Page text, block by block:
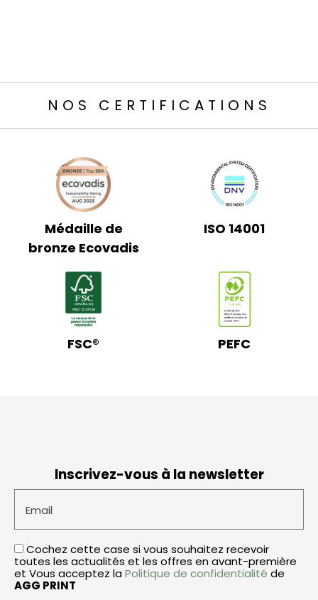
NOS CERTIFICATIONS
Médaille de
bronze Ecovadis
ISO 14001
FSC® PEFC
Inscrivez-vous à la newsletter
Email
Cochez cette case si vous souhaitez recevoir
toutes les actualités et les offres en avant-première
et Vous acceptez la Politique de confidentialité de
AGG PRINT